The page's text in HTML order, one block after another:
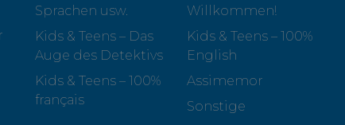
Sprachen usw.
Willkommen!
Kids & Teens – Das
Auge des Detektivs
Kids & Teens – 100%
English
Kids & Teens – 100%
français
Assimemor
Sonstige